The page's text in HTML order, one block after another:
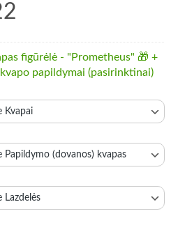
figūrėlė - "Prometheus" 🎁 +
papildymai (pasirinktinai)